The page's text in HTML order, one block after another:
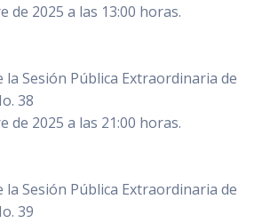
de 2025 a las 13:00 horas.
la Sesión Pública Extraordinaria de
38
de 2025 a las 21:00 horas.
la Sesión Pública Extraordinaria de
39